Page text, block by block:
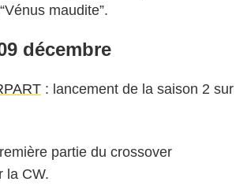
maudite”.
décembre
: lancement de la saison 2 sur
partie du crossover
la CW.